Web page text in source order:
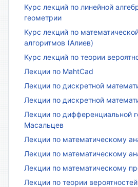
Курс лекций по линейной
геометрии
Курс лекций по
алгоритмов (Алиев)
Курс лекций по теории
Лекции по MahtCad
Лекции по дискретной
Лекции по дискретной
Лекции по дифференциальной
Масальцев
Лекции по математическому
Лекции по математическому
Лекции по математическому
Лекции по теории вероятностей